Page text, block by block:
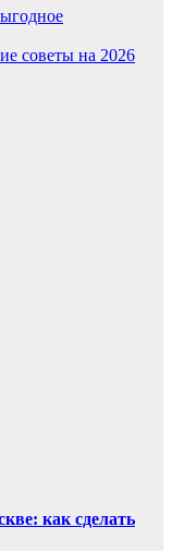
советы на 2026
как сделать